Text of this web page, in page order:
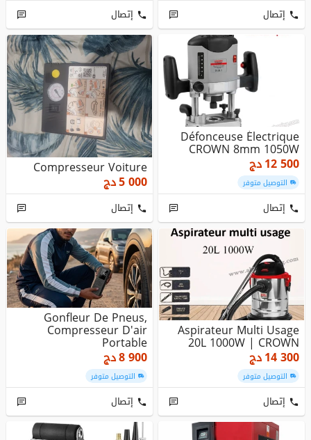
إتصال إتصال
Défonceuse Électrique
CROWN 8mm 1050W
12 500دج
التوصيل متوفر
إتصال
Compresseur Voiture
5 000دج
إتصال
Aspirateur Multi Usage
20L 1000W | CROWN
14 300دج
التوصيل متوفر
إتصال
Gonfleur De Pneus,
Compresseur D'air
Portable
8 900دج
التوصيل متوفر
إتصال